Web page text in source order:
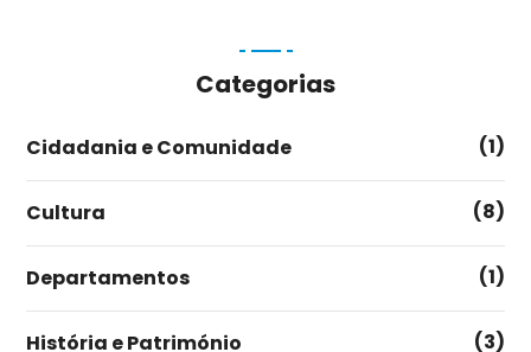
Categorias
Cidadania e Comunidade (1)
Cultura (8)
Departamentos (1)
História e Património (3)